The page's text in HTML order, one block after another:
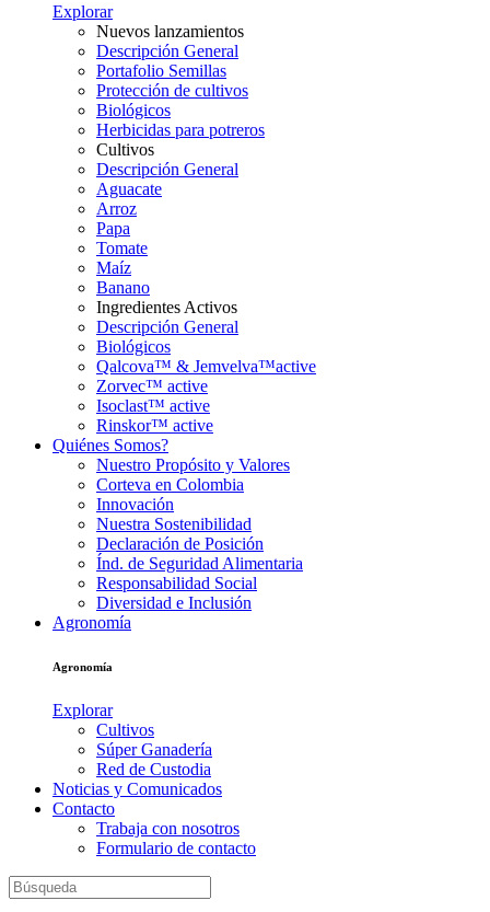
Explorar
Nuevos lanzamientos
Descripción General
Portafolio Semillas
Protección de cultivos
Biológicos
Herbicidas para potreros
Cultivos
Descripción General
Aguacate
Arroz
Papa
Tomate
Maíz
Banano
Ingredientes Activos
Descripción General
Biológicos
Qalcova™ & Jemvelva™active
Zorvec™ active
Isoclast™ active
Rinskor™ active
Quiénes Somos?
Nuestro Propósito y Valores
Corteva en Colombia
Innovación
Nuestra Sostenibilidad
Declaración de Posición
Índ. de Seguridad Alimentaria
Responsabilidad Social
Diversidad e Inclusión
Agronomía
Agronomía
Explorar
Cultivos
Súper Ganadería
Red de Custodia
Noticias y Comunicados
Contacto
Trabaja con nosotros
Formulario de contacto